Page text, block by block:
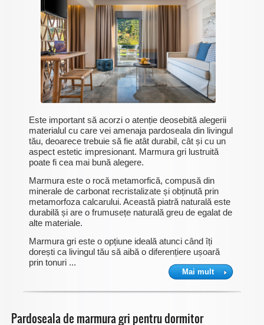
Este important să acorzi o atenție deosebită alegerii
materialul cu care vei amenaja pardoseala din livingul
tău, deoarece trebuie să fie atât durabil, cât și cu un
aspect estetic impresionant. Marmura gri lustruită
poate fi cea mai bună alegere.
Marmura este o rocă metamorfică, compusă din
minerale de carbonat recristalizate și obținută prin
metamorfoza calcarului. Această piatră naturală este
durabilă și are o frumusețe naturală greu de egalat de
alte materiale.
Marmura gri este o opțiune ideală atunci când îți
dorești ca livingul tău să aibă o diferențiere ușoară
prin tonuri ...
Mai mult
Pardoseala de marmura gri pentru dormitor